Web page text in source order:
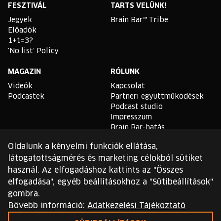
FESZTIVÁL
Jegyek
Előadók
1+1=3?
'No list' Policy
TARTS VELÜNK!
Brain Bar™ Tribe
MAGAZIN
Videók
Podcastek
RÓLUNK
Kapcsolat
Partneri együttműködések
Podcast studio
Impresszum
Brain Bar-hatás
TLDR
Általános Szerződési
Feltételek
Sütikezelési Szabályzat
Adatvédelmi Szabályzat
Oldalunk a kényelmi funkciók ellátása,
látogatottságmérés és marketing célokból sütiket
használ. Az elfogadáshoz kattints az "Összes
elfogadása", egyéb beállításokhoz a "Sütibeállítások"
gombra.
Bővebb információ: Adatkezelési Tájékoztató